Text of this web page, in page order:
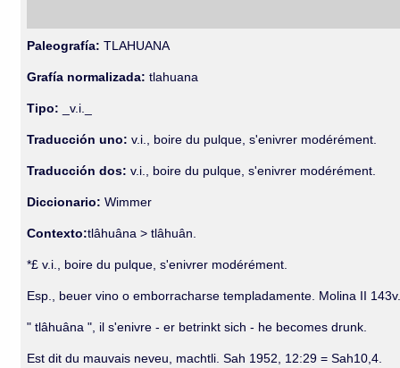
Paleografía: TLAHUANA
Grafía normalizada: tlahuana
Tipo: _v.i._
Traducción uno: v.i., boire du pulque, s'enivrer modérément.
Traducción dos: v.i., boire du pulque, s'enivrer modérément.
Diccionario:Wimmer
Contexto:tlâhuâna > tlâhuân.
*£ v.i., boire du pulque, s'enivrer modérément.
Esp., beuer vino o emborracharse templadamente. Molina II 143v.
" tlâhuâna ", il s'enivre - er betrinkt sich - he becomes drunk.
Est dit du mauvais neveu, machtli. Sah 1952, 12:29 = Sah10,4.